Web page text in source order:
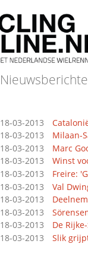
18-03-2013
18-03-2013
Milaan-
18-03-2013
Marc
18-03-2013
Winst
18-03-2013
Freire:
18-03-2013
Val
18-03-2013
18-03-2013
18-03-2013
De
18-03-2013
Slik